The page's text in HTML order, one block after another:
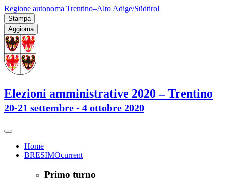
Regione autonoma Trentino–Alto Adige/Südtirol
Stampa
Aggiorna
Elezioni amministrative 2020 – Trentino
20-21 settembre - 4 ottobre 2020
Home
BRESIMOcurrent
Primo turno